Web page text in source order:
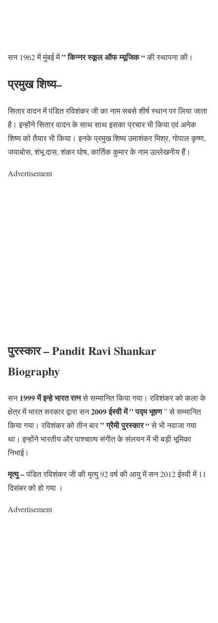
सन 1962 में मुंबई में” किन्नर स्कूल ऑफ म्यूजिक “की स्थापना की।
प्रमुख शिष्य–
सितार वादन में पंडित रविशंकर जी का नाम सबसे शीर्ष स्थान पर लिया जाता
है। इन्होंने सितार वादन के साथ साथ इसका प्रचार भी किया एवं अनेक
शिष्य को तैयार भी किया। इनके प्रमुख शिष्य उमाशंकर मिश्र, गोपाल कृष्ण,
जयाबोस, शंभू दास, शंकर घोष, कार्तिक कुमार के नाम उल्लेखनीय हैं।
Advertisement
पुरस्कार–Pandit Ravi Shankar
Biography
सन1999 में इन्हे भारत रत्नसे सम्मानित किया गया। रविशंकर को कला के
क्षेत्र में भारत सरकार द्वारा सन2009 ईस्वी में ” पद्म भूषण” से सम्मानित
किया गया। रविशंकर को तीन बार” ग्रैमी पुरस्कार “से भी नवाजा गया
था। इन्होंने भारतीय और पाश्चात्य संगीत के संलयन में भी बड़ी भूमिका
निभाई।
मृत्यु –पंडित रविशंकर जी की मृत्यु 92 वर्ष की आयु में सन 2012 ईस्वी में 11
दिसंबर को हो गया ।
Advertisement